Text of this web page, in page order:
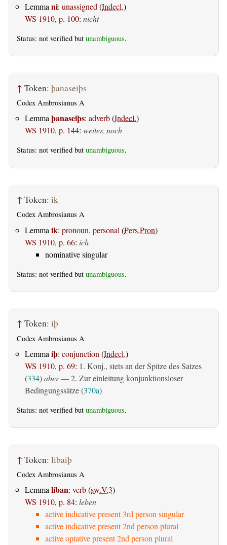
Lemma ni: unassigned (Indecl.)
WS 1910, p. 100: nicht
Status: not verified but unambiguous.
↑ Token: þanaseiþs
Codex Ambrosianus A
Lemmaþanaseiþs: adverb(Indecl.)
WS 1910, p. 144: weiter, noch
Status: not verified but unambiguous.
↑ Token: ik
Codex Ambrosianus A
Lemma ik: pronoun, personal (Pers.Pron)
WS 1910, p. 66: ich
nominative singular
Status: not verified but unambiguous.
↑ Token: iþ
Codex Ambrosianus A
Lemma iþ: conjunction (Indecl.)
WS 1910, p. 69: 1. Konj., stets an der Spitze des Satzes
(334)aber— 2. Zur einleitung konjunktionsloser
Bedingungssätze (370a)
Status: not verified but unambiguous.
↑ Token: libaiþ
Codex Ambrosianus A
Lemmaliban: verb(sw.V.3)
WS 1910, p. 84: leben
active indicative present 3rd person singular
active indicative present 2nd person plural
active optative present 2nd person plural